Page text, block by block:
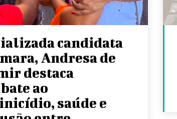
candidata
Andresa de
destaca
ao
saúde e